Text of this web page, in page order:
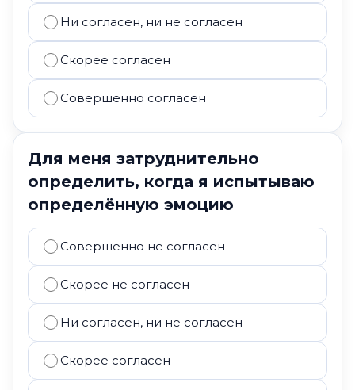
Ни согласен, ни не согласен
Скорее согласен
Совершенно согласен
Для меня затруднительно
определить, когда я испытываю
определённую эмоцию
Совершенно не согласен
Скорее не согласен
Ни согласен, ни не согласен
Скорее согласен